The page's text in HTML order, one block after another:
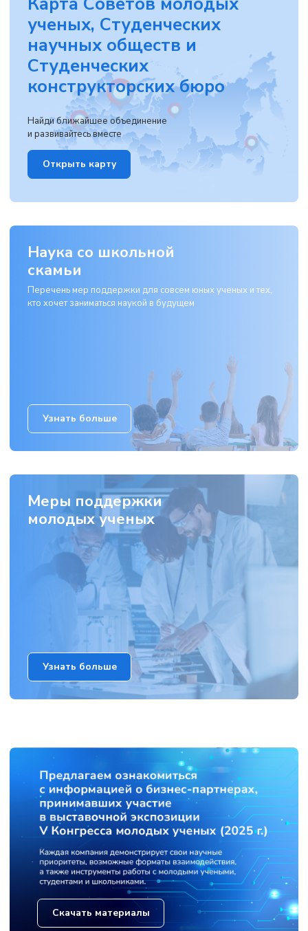
ученых, Студенческих
научных обществ и
Студенческих
конструкторских бюро
Найди ближайшее объединение
и развивайтесь вместе
Открыть карту
Наука со школьной
скамьи
Перечень мер поддержки для совсем юных ученых и тех,
кто хочет заниматься наукой в будущем
Узнать больше
Меры поддержки
молодых ученых
Узнать больше
Скачать материалы